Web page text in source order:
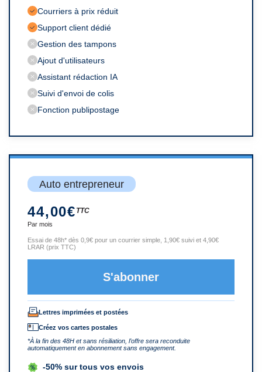
Courriers à prix réduit
Support client dédié
Gestion des tampons
Ajout d'utilisateurs
Assistant rédaction IA
Suivi d'envoi de colis
Fonction publipostage
Auto entrepreneur
44,00€ TTC
Par mois
Essai de 48h* dès 0,9€ pour un courrier simple, 1,90€ suivi et 4,90€
LRAR (prix TTC)
S'abonner
Lettres imprimées et postées
Créez vos cartes postales
*À la fin des 48H et sans résiliation, l’offre sera reconduite
automatiquement en abonnement sans engagement.
-50% sur tous vos envois